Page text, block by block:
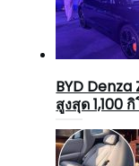
BYD Denza
สูงสุด 1,100